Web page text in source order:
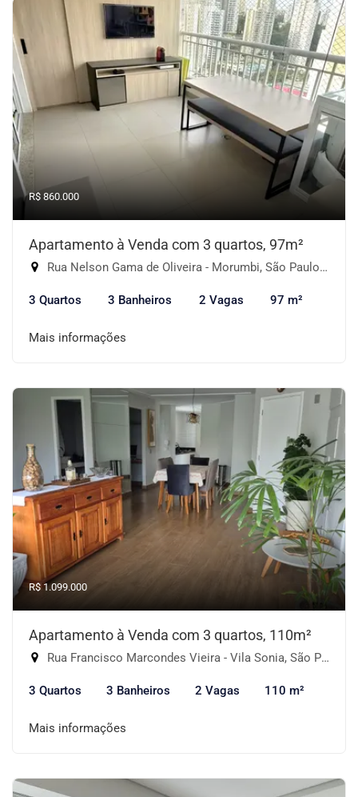
R$ 860.000
Apartamento à Venda com 3 quartos, 97m²
Rua Nelson Gama de Oliveira - Morumbi, São Paulo-SP
3 Quartos 3 Banheiros 2 Vagas 97 m²
Mais informações
R$ 1.099.000
Apartamento à Venda com 3 quartos, 110m²
Rua Francisco Marcondes Vieira - Vila Sonia, São Paulo-SP
3 Quartos 3 Banheiros 2 Vagas 110 m²
Mais informações